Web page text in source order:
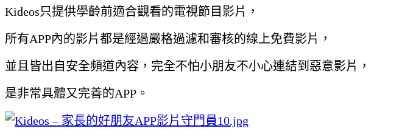
Kideos只提供學齡前適合觀看的電視節目影片，
所有APP內的影片都是經過嚴格過濾和審核的線上免費影片，
並且皆出自安全頻道內容，完全不怕小朋友不小心連結到惡意影片，
是非常具體又完善的APP。